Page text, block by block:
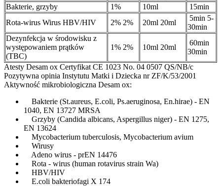
Bakterie, grzyby
1% 10ml
15min
Rota-wirus Wirus HBV/HIV
2% 2% 20ml 20ml
5min 5-
30min
Dezynfekcja w środowisku z
występowaniem prątków
(TBC)
1% 2% 10ml 20ml
60min
30min
Atesty Desam ox Certyfikat CE 1023 No. 04 0507 QS/NB/c
Pozytywna opinia Instytutu Matki i Dziecka nr ZF/K/53/2001
Aktywność mikrobiologiczna Desam ox:
Bakterie (St.aureus, E.coli, Ps.aeruginosa, En.hirae) - EN
1040, EN 13727 MRSA
Grzyby (Candida albicans, Aspergillus niger) - EN 1275,
EN 13624
Mycobacterium tuberculosis, Mycobacterium avium
Wirusy
Adeno wirus - prEN 14476
Rota - wirus (human rotavirus strain Wa)
HBV/HIV
E.coli bakteriofagi X 174